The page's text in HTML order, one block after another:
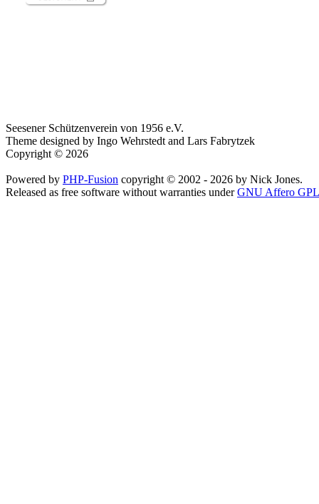
Seesener Schützenverein von 1956 e.V.
Theme designed by Ingo Wehrstedt and Lars Fabrytzek
Copyright © 2026
Powered by PHP-Fusion copyright © 2002 - 2026 by Nick Jones.
Released as free software without warranties underGNU Affero GPL